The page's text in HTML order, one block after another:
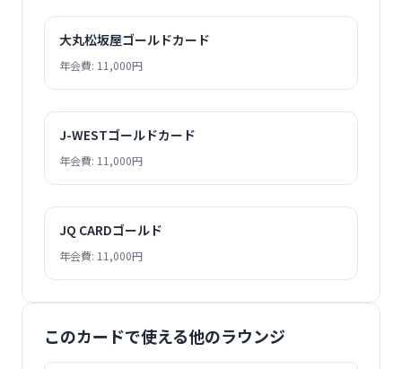
大丸松坂屋ゴールドカード
年会費: 11,000円
J-WESTゴールドカード
年会費: 11,000円
JQ CARDゴールド
年会費: 11,000円
このカードで使える他のラウンジ